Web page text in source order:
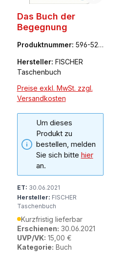
Das Buch der
Begegnung
Produktnummer: 596-521
Hersteller: FISCHER
Taschenbuch
Preise exkl. MwSt. zzgl.
Versandkosten
Um dieses
Produkt zu
bestellen, melden
Sie sich bitte hier
an.
ET: 30.06.2021
Hersteller: FISCHER
Taschenbuch
Kurzfristig lieferbar
Erschienen: 30.06.2021
UVP/VK: 15,00 €
Kategorie: Buch